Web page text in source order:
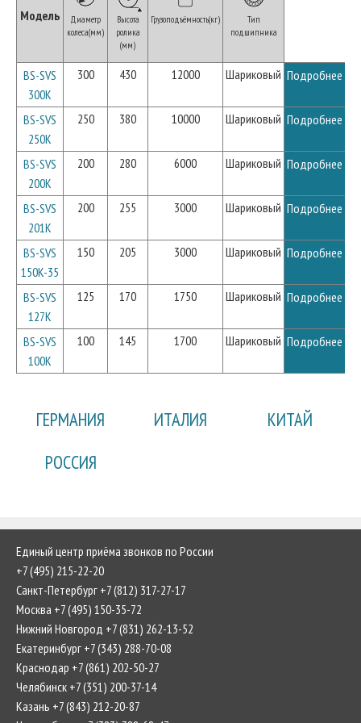
Модель
Диаметр
колеса(мм)
Высота
ролика
(мм)
Грузоподъёмность(кг)
Тип
подшипника
BS-SVS
300K
300 430 12000 Шариковый Подробнее
BS-SVS
250K
250 380 10000 Шариковый Подробнее
BS-SVS
200K
200 280 6000 Шариковый Подробнее
BS-SVS
201K
200 255 3000 Шариковый Подробнее
BS-SVS
150K-35
150 205 3000 Шариковый Подробнее
BS-SVS
127K
125 170 1750 Шариковый Подробнее
BS-SVS
100K
100 145 1700 Шариковый Подробнее
ГЕРМАНИЯ ИТАЛИЯ
КИТАЙ
РОССИЯ
Единый центр приёма звонков по России
+7 (495) 215-22-20
Санкт-Петербург +7 (812) 317-27-17
Москва +7 (495) 150-35-72
Нижний Новгород +7 (831) 262-13-52
Екатеринбург +7 (343) 288-70-08
Краснодар +7 (861) 202-50-27
Челябинск +7 (351) 200-37-14
Казань +7 (843) 212-20-87